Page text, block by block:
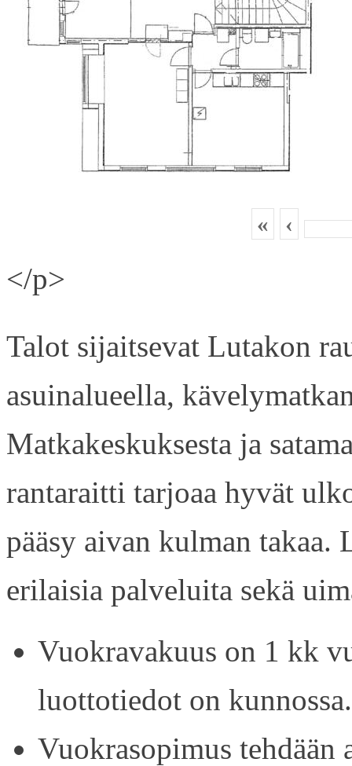
« ‹
</p>
Talot sijaitsevat Lutakon
asuinalueella,
Matkakeskuksesta ja
rantaraitti tarjoaa hyvät
pääsy aivan kulman
erilaisia palveluita sekä
Vuokravakuus on 1 kk
luottotiedot on kunnossa.
Vuokrasopimus tehdään